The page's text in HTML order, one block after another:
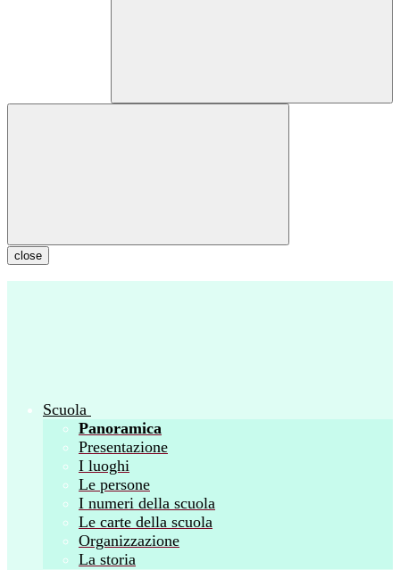
close
Scuola
Panoramica
Presentazione
I luoghi
Le persone
I numeri della scuola
Le carte della scuola
Organizzazione
La storia